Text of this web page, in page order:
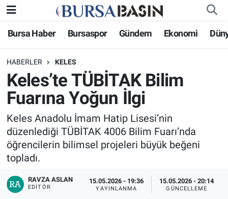
Bursa Haber Bursaspor Gündem Ekonomi
HABERLER KELES
Keles’te TÜBİTAK Bilim
Fuarına Yoğun İlgi
Keles Anadolu İmam Hatip Lisesi’nin
düzenlediği TÜBİTAK 4006 Bilim Fuarı’nda
öğrencilerin bilimsel projeleri büyük beğeni
topladı.
RAVZA ASLAN
EDITÖR
15.05.2026 - 19:36
YAYINLANMA
15.05.2026 - 20:14
GÜNCELLEME
Bursa Haber
Genel
Bilim, Teknoloji
KÜLTÜR-SANAT
Bursa Nöbetçi Eczaneler
Bursa Hava Durumu
Bursa Namaz Vakitleri
Bursa Trafik Yoğunluk Haritası
Süper Lig Puan Durumu ve Fikstür